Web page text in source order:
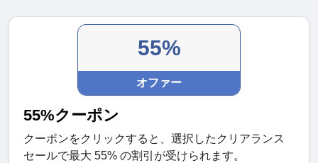
55%
オファー
55%クーポン
クーポンをクリックすると、選択したクリアランス
セールで最大 55% の割引が受けられます。